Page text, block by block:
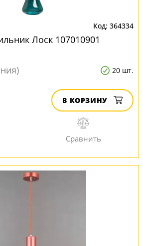
364334
Лоск 107010901
20 шт.
В КОРЗИНУ